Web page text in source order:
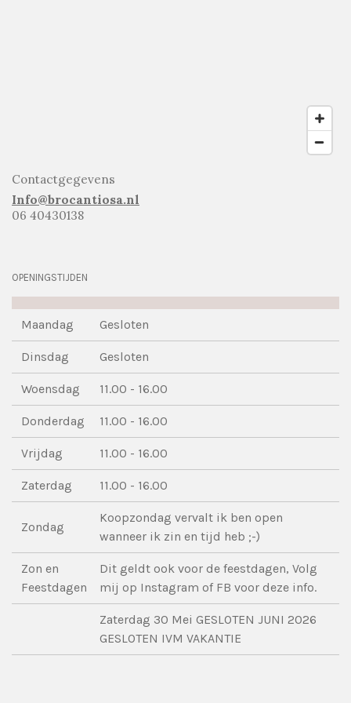
Contactgegevens
Info@brocantiosa.nl
06 40430138
OPENINGSTIJDEN
Maandag Gesloten
Dinsdag Gesloten
Woensdag 11.00 - 16.00
Donderdag 11.00 - 16.00
Vrijdag 11.00 - 16.00
Zaterdag 11.00 - 16.00
Zondag
Koopzondag vervalt ik ben open
wanneer ik zin en tijd heb ;-)
Zon en
Feestdagen
Dit geldt ook voor de feestdagen, Volg
mij op Instagram of FB voor deze info.
Zaterdag 30 Mei GESLOTEN JUNI 2026
GESLOTEN IVM VAKANTIE